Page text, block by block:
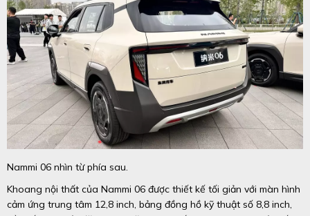
Nammi 06 nhìn từ phía sau.
Khoang nội thất của Nammi 06 được thiết kế tối giản với màn hình
cảm ứng trung tâm 12,8 inch, bảng đồng hồ kỹ thuật số 8,8 inch,